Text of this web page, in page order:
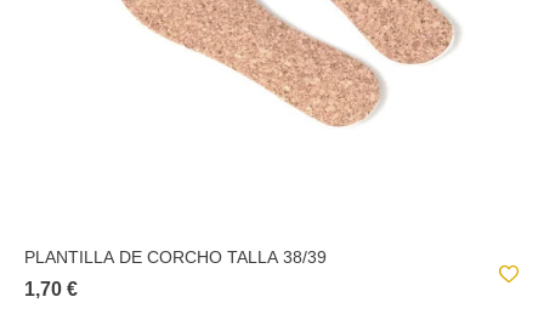
PLANTILLA DE CORCHO TALLA 38/39
1,70 €